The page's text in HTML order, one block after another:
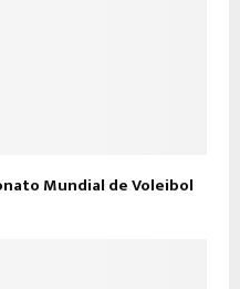
Mundial de Voleibol